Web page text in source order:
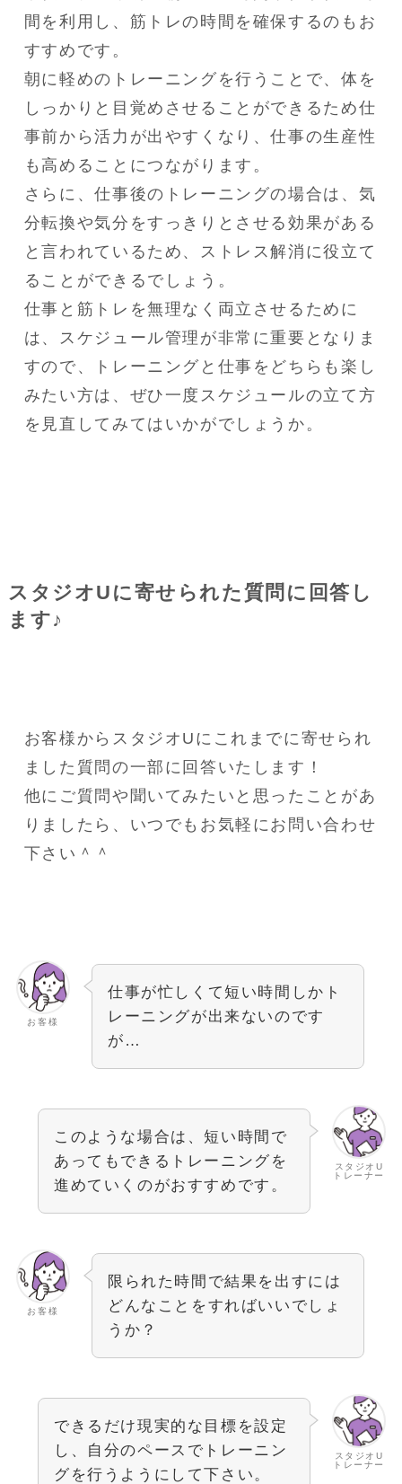
間を利用し、筋トレの時間を確保するのもお
すすめです。
朝に軽めのトレーニングを行うことで、体を
しっかりと目覚めさせることができるため仕
事前から活力が出やすくなり、仕事の生産性
も高めることにつながります。
さらに、仕事後のトレーニングの場合は、気
分転換や気分をすっきりとさせる効果がある
と言われているため、ストレス解消に役立て
ることができるでしょう。
仕事と筋トレを無理なく両立させるために
は、スケジュール管理が非常に重要となりま
すので、トレーニングと仕事をどちらも楽し
みたい方は、ぜひ一度スケジュールの立て方
を見直してみてはいかがでしょうか。
スタジオUに寄せられた質問に回答し
ます♪
お客様からスタジオUにこれまでに寄せられ
ました質問の一部に回答いたします！
他にご質問や聞いてみたいと思ったことがあ
りましたら、いつでもお気軽にお問い合わせ
下さい＾＾
お客様
仕事が忙しくて短い時間しかト
レーニングが出来ないのです
が…
スタジオU
トレーナー
このような場合は、短い時間で
あってもできるトレーニングを
進めていくのがおすすめです。
お客様
限られた時間で結果を出すには
どんなことをすればいいでしょ
うか？
スタジオU
トレーナー
できるだけ現実的な目標を設定
し、自分のペースでトレーニン
グを行うようにして下さい。